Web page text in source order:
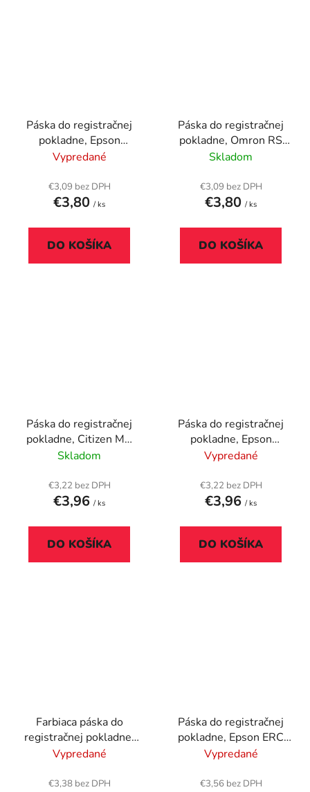
Páska do registračnej
pokladne, Epson
ERC05, Sharp EL7000,
TECHNOLOGY, fialová
Vypredané
€3,09 bez DPH
€3,80 / ks
DO KOŠÍKA
Páska do registračnej
pokladne, Omron RS
11, VICTORIA
Skladom
€3,09 bez DPH
€3,80 / ks
DO KOŠÍKA
Páska do registračnej
pokladne, Citizen MD
910, IR90, VICTORIA
Skladom
€3,22 bez DPH
€3,96 / ks
DO KOŠÍKA
Páska do registračnej
pokladne, Epson
ERC32, VICTORIA
Vypredané
€3,22 bez DPH
€3,96 / ks
DO KOŠÍKA
Farbiaca páska do
registračnej pokladne,
Epson ERC39,
TECHNOLOGY, fialová
Vypredané
€3,38 bez DPH
Páska do registračnej
pokladne, Epson ERC
35 , VICTORIA
Vypredané
€3,56 bez DPH